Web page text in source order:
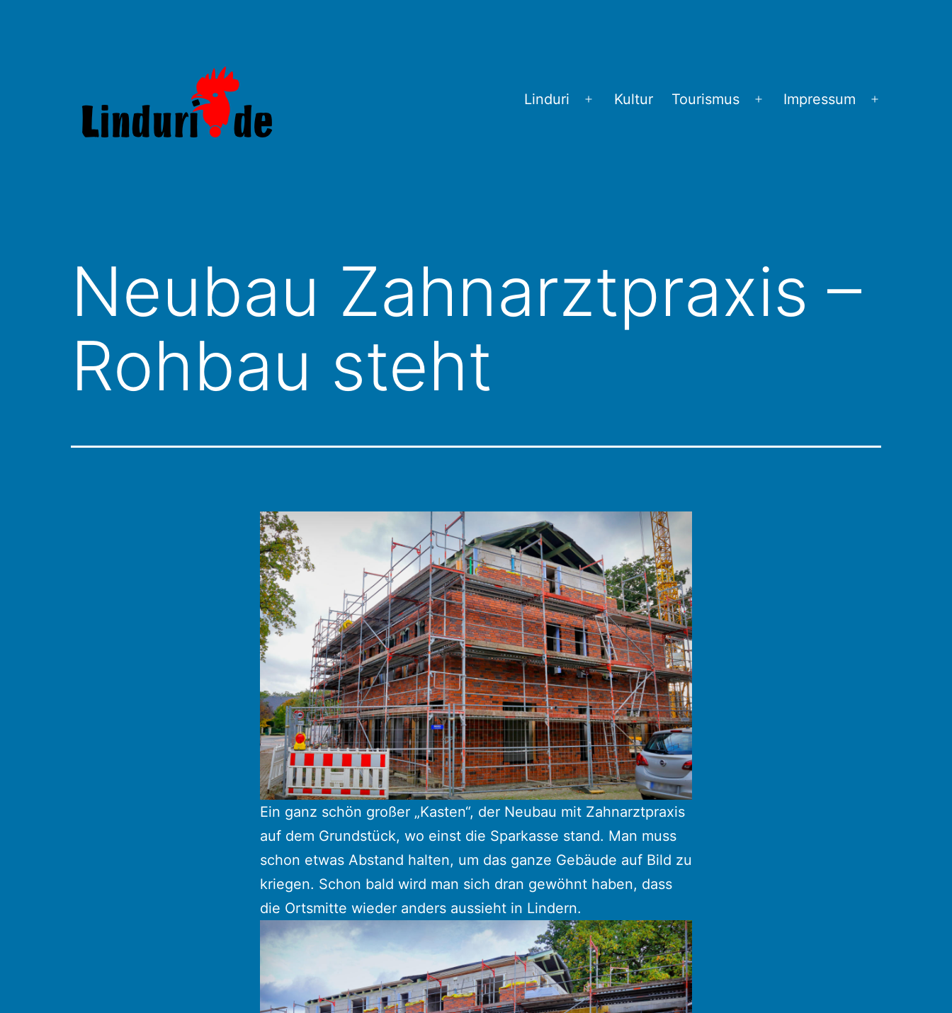
Linduri
Menü
Kultur Tourismus
Menü
Impressum
Neubau Zahnarztpraxis –
Rohbau steht
Ein ganz schön großer „Kasten“, der Neubau mit Zahnarztpraxis
auf dem Grundstück, wo einst die Sparkasse stand. Man muss
schon etwas Abstand halten, um das ganze Gebäude auf Bild zu
kriegen. Schon bald wird man sich dran gewöhnt haben, dass
die Ortsmitte wieder anders aussieht in Lindern.